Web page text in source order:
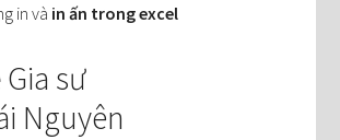
in và in ấn trong excel
sư
Nguyên